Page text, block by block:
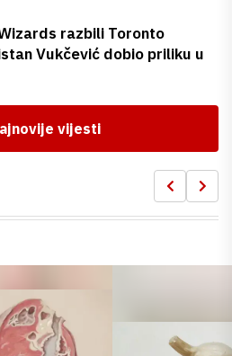
razbili Toronto
Vukčević dobio priliku u
vijesti